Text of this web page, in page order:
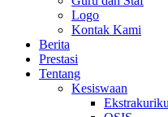
Logo
Kontak Kami
Berita
Prestasi
Tentang
Kesiswaan